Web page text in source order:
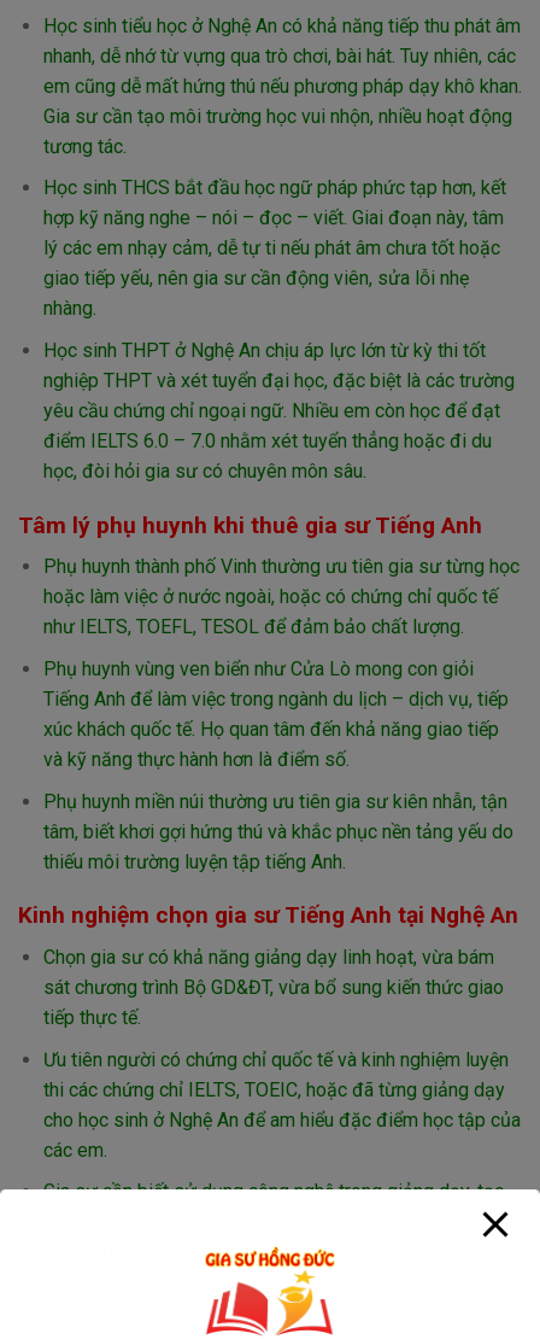
Học sinh tiểu học ở Nghệ An có khả năng tiếp thu phát âm
nhanh, dễ nhớ từ vựng qua trò chơi, bài hát. Tuy nhiên, các
em cũng dễ mất hứng thú nếu phương pháp dạy khô khan.
Gia sư cần tạo môi trường học vui nhộn, nhiều hoạt động
tương tác.
Học sinh THCS bắt đầu học ngữ pháp phức tạp hơn, kết
hợp kỹ năng nghe – nói – đọc – viết. Giai đoạn này, tâm
lý các em nhạy cảm, dễ tự ti nếu phát âm chưa tốt hoặc
giao tiếp yếu, nên gia sư cần động viên, sửa lỗi nhẹ
nhàng.
Học sinh THPT ở Nghệ An chịu áp lực lớn từ kỳ thi tốt
nghiệp THPT và xét tuyển đại học, đặc biệt là các trường
yêu cầu chứng chỉ ngoại ngữ. Nhiều em còn học để đạt
điểm IELTS 6.0 – 7.0 nhằm xét tuyển thẳng hoặc đi du
học, đòi hỏi gia sư có chuyên môn sâu.
Tâm lý phụ huynh khi thuê gia sư Tiếng Anh
Phụ huynh thành phố Vinh thường ưu tiên gia sư từng học
hoặc làm việc ở nước ngoài, hoặc có chứng chỉ quốc tế
như IELTS, TOEFL, TESOL để đảm bảo chất lượng.
Phụ huynh vùng ven biển như Cửa Lò mong con giỏi
Tiếng Anh để làm việc trong ngành du lịch – dịch vụ, tiếp
xúc khách quốc tế. Họ quan tâm đến khả năng giao tiếp
và kỹ năng thực hành hơn là điểm số.
Phụ huynh miền núi thường ưu tiên gia sư kiên nhẫn, tận
tâm, biết khơi gợi hứng thú và khắc phục nền tảng yếu do
thiếu môi trường luyện tập tiếng Anh.
Kinh nghiệm chọn gia sư Tiếng Anh tại Nghệ An
Chọn gia sư có khả năng giảng dạy linh hoạt, vừa bám
sát chương trình Bộ GD&ĐT, vừa bổ sung kiến thức giao
tiếp thực tế.
Ưu tiên người có chứng chỉ quốc tế và kinh nghiệm luyện
thi các chứng chỉ IELTS, TOEIC, hoặc đã từng giảng dạy
cho học sinh ở Nghệ An để am hiểu đặc điểm học tập của
các em.
Gia sư cần biết sử dụng công nghệ trong giảng dạy, tạo
môi trường luyện nghe – nói chuẩn, đặc biệt cho học sinh
ở khu vực ít có cơ hội tiếp xúc với tiếng Anh bản ngữ.
Phụ huynh nên trao đổi rõ ràng mục tiêu học: củng cố
kiến thức, luyện giao tiếp, thi chứng chỉ quốc tế hay nâng